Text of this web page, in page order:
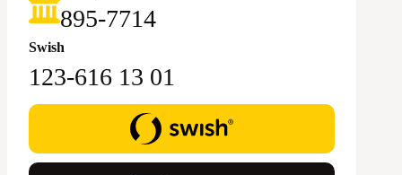
895-7714‬
Swish
123-616 13 01